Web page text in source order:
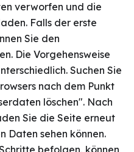
verworfen und die
Falls der erste
Sie den
Die Vorgehensweise
Suchen Sie
nach dem Punkt
löschen". Nach
Sie die Seite erneut
Daten sehen können.
befolgen, können